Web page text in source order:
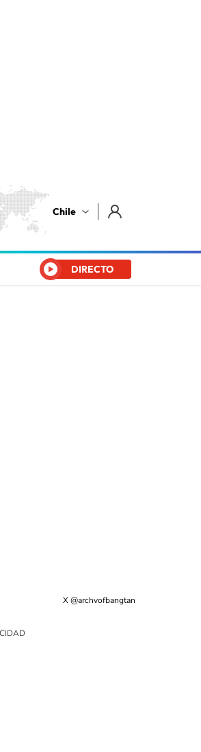
Chile
DIRECTO
X @archvofbangtan